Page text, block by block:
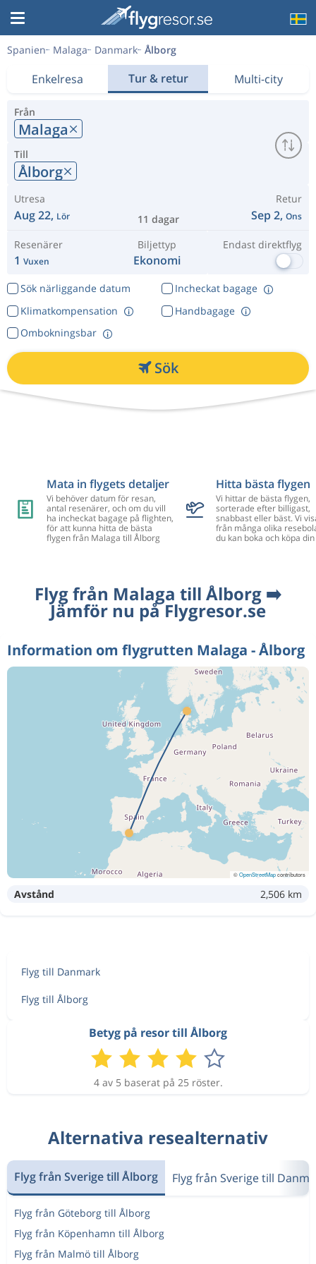
Spanien Malaga Danmark Ålborg
Enkelresa Tur & retur Multi-city
Från
Malaga
Till
Ålborg
Utresa
Aug 22, Lör 11 dagar
Retur
Sep 2, Ons
Resenärer
1 Vuxen
Biljettyp
Ekonomi
Endast direktflyg
Sök närliggande datum
Incheckat bagage
Klimatkompensation
Ombokningsbar
Handbagage
Sök
Mata in flygets detaljer
Vi behöver datum för resan,
antal resenärer, och om du vill
ha incheckat bagage på flighten,
för att kunna hitta de bästa
flygen från Malaga till Ålborg
Hitta bästa flygen
Vi hittar de bästa flygen,
sorterade efter billigast,
snabbast eller bäst. Vi
från många olika
du kan boka och köpa
Flyg från Malaga till Ålborg ➡️
Jämför nu på Flygresor.se
Information om flygrutten Malaga - Ålborg
©OpenStreetMapcontributors
Avstånd 2,506 km
Flyg till Danmark
Flyg till Ålborg
Betyg på resor till Ålborg
4 av 5 baserat på 25 röster.
Alternativa resealternativ
Flyg från Sverige till Ålborg Flyg från Sverige till
Flyg från Göteborg till Ålborg
Flyg från Köpenhamn till Ålborg
Flyg från Malmö till Ålborg